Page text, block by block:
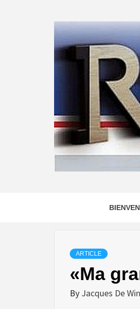
ARTICLE
«Ma
By Jacques De